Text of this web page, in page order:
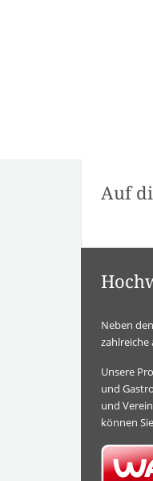
Auf
Neben
Unsere
und
und
können